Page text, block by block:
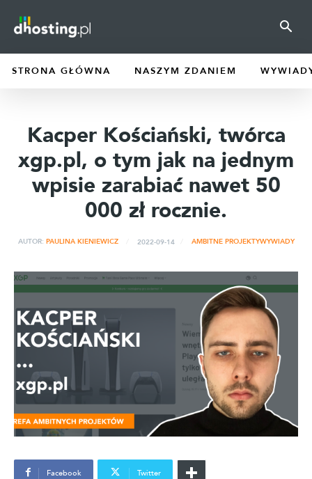
STRONA GŁÓWNA NASZYM ZDANIEM
Kacper Kościański, twórca
xgp.pl, o tym jak na jednym
wpisie zarabiać nawet 50
000 zł rocznie.
AUTOR: PAULINA KIENIEWICZ 2022-09-14 AMBITNE PROJEKTYWYWIADY
Facebook Twitter